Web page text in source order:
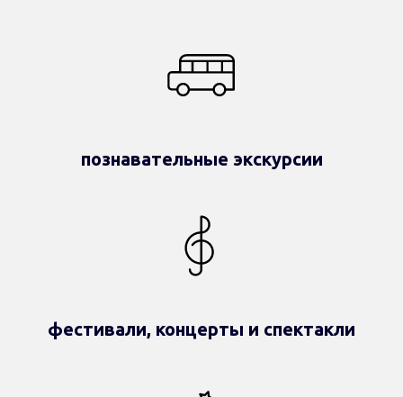
познавательные экскурсии
фестивали, концерты и спектакли